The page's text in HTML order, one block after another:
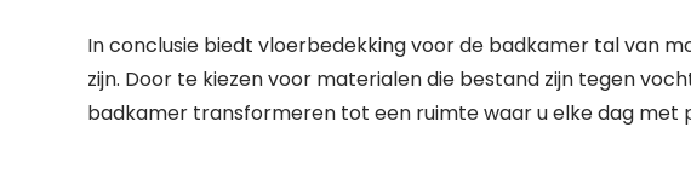
In conclusie biedt vloerbedekking voor de badkamer tal van
zijn. Door te kiezen voor materialen die bestand zijn tegen
badkamer transformeren tot een ruimte waar u elke dag met